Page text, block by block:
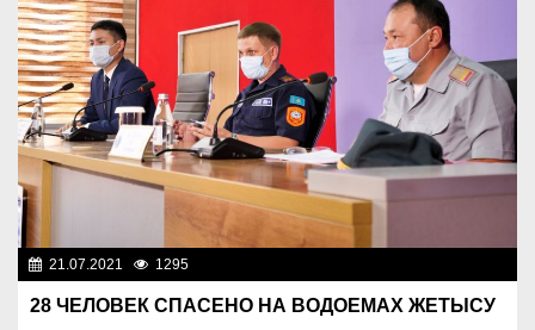
21.07.2021 1295
28 ЧЕЛОВЕК СПАСЕНО НА ВОДОЕМАХ ЖЕТЫСУ